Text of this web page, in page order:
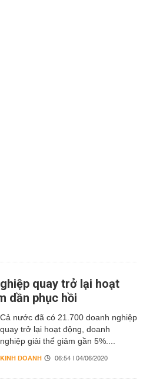
quay trở lại hoạt
dần phục hồi
Cả nước đã có 21.700 doanh nghiệp
quay trở lại hoạt động, doanh
nghiệp giải thể giảm gần 5%....
KINH DOANH 06:54 | 04/06/2020